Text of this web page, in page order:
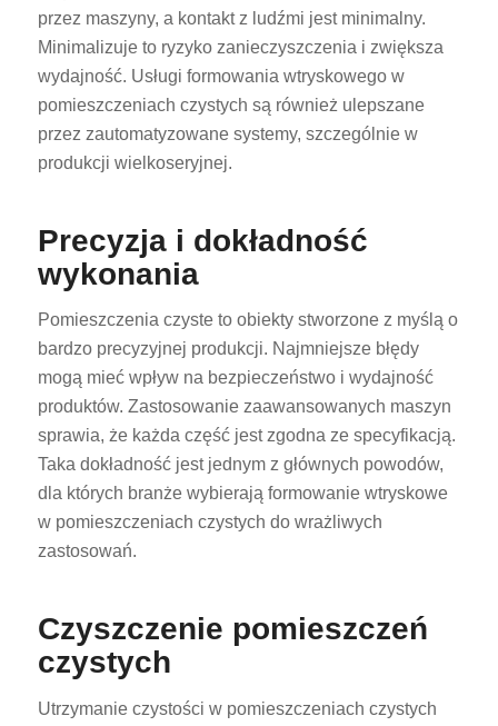
przez maszyny, a kontakt z ludźmi jest minimalny.
Minimalizuje to ryzyko zanieczyszczenia i zwiększa
wydajność. Usługi formowania wtryskowego w
pomieszczeniach czystych są również ulepszane
przez zautomatyzowane systemy, szczególnie w
produkcji wielkoseryjnej.
Precyzja i dokładność
wykonania
Pomieszczenia czyste to obiekty stworzone z myślą o
bardzo precyzyjnej produkcji. Najmniejsze błędy
mogą mieć wpływ na bezpieczeństwo i wydajność
produktów. Zastosowanie zaawansowanych maszyn
sprawia, że każda część jest zgodna ze specyfikacją.
Taka dokładność jest jednym z głównych powodów,
dla których branże wybierają formowanie wtryskowe
w pomieszczeniach czystych do wrażliwych
zastosowań.
Czyszczenie pomieszczeń
czystych
Utrzymanie czystości w pomieszczeniach czystych
JA
KO
PT
FI
NB
EL
HU
RO
ES_MX